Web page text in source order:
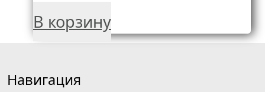
В корзину
Навигация